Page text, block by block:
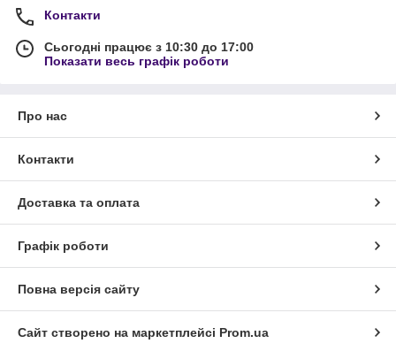
Контакти
Сьогодні працює з 10:30 до 17:00
Показати весь графік роботи
Про нас
Контакти
Доставка та оплата
Графік роботи
Повна версія сайту
Сайт створено на маркетплейсі Prom.ua